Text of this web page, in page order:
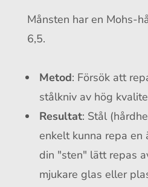
Månsten har en Mohs-
6,5.
Metod: Försök att
stålkniv av hög
Resultat: Stål
enkelt kunna repa en
din "sten" lätt repas
mjukare glas eller